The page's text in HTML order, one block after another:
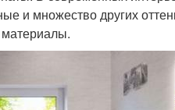
и множество других